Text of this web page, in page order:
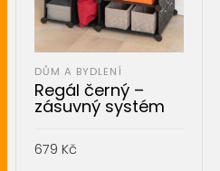
DŮM A BYDLENÍ
Regál černý –
zásuvný systém
679 Kč